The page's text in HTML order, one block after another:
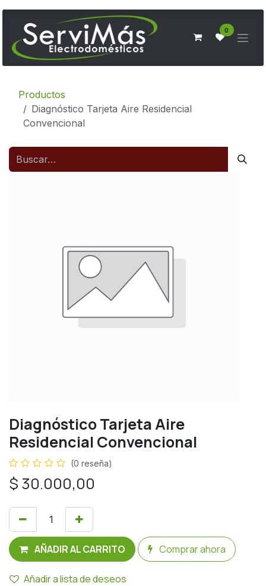
Ir al contenido
0
Productos
Diagnóstico Tarjeta Aire Residencial
Convencional
Diagnóstico Tarjeta Aire
Residencial Convencional
(0 reseña)
$ 30.000,00
AÑADIR AL CARRITO Comprar ahora
Añadir a lista de deseos